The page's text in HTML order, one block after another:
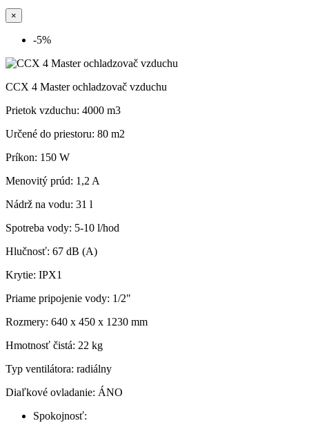
×
-5%
CCX 4 Master ochladzovač vzduchu
Prietok vzduchu: 4000 m3
Určené do priestoru: 80 m2
Príkon: 150 W
Menovitý prúd: 1,2 A
Nádrž na vodu: 31 l
Spotreba vody: 5-10 l/hod
Hlučnosť: 67 dB (A)
Krytie: IPX1
Priame pripojenie vody: 1/2"
Rozmery: 640 x 450 x 1230 mm
Hmotnosť čistá: 22 kg
Typ ventilátora: radiálny
Diaľkové ovladanie: ÁNO
Spokojnosť: